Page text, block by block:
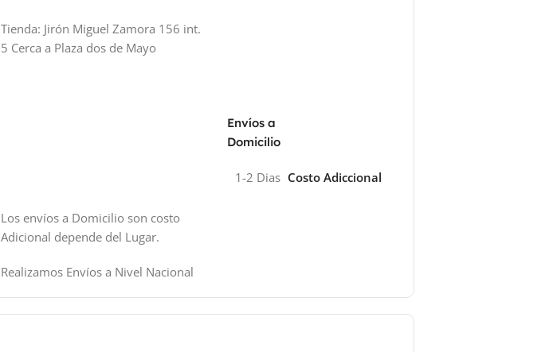
Tienda: Jirón Miguel Zamora 156 int.
5 Cerca a Plaza dos de Mayo
Envíos a
Domicilio
Los envíos a Domicilio son costo
Adicional depende del Lugar.
Realizamos Envíos a Nivel Nacional
1-2 Dias Costo Adiccional